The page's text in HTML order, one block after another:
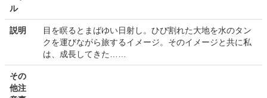
ル
説明
目を瞑るとまばゆい日射し。ひび割れた大地を水のタン
クを運びながら旅するイメージ。そのイメージと共に私
は、成長してきた……
その
他注